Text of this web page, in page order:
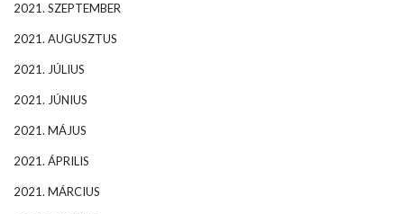
2021. SZEPTEMBER
2021. AUGUSZTUS
2021. JÚLIUS
2021. JÚNIUS
2021. MÁJUS
2021. ÁPRILIS
2021. MÁRCIUS